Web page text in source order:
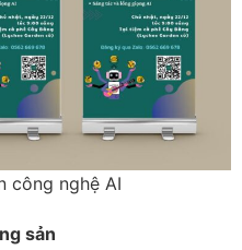
công nghệ AI
sản